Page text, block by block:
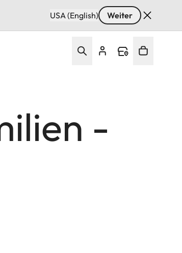
USA (English) Weiter
-